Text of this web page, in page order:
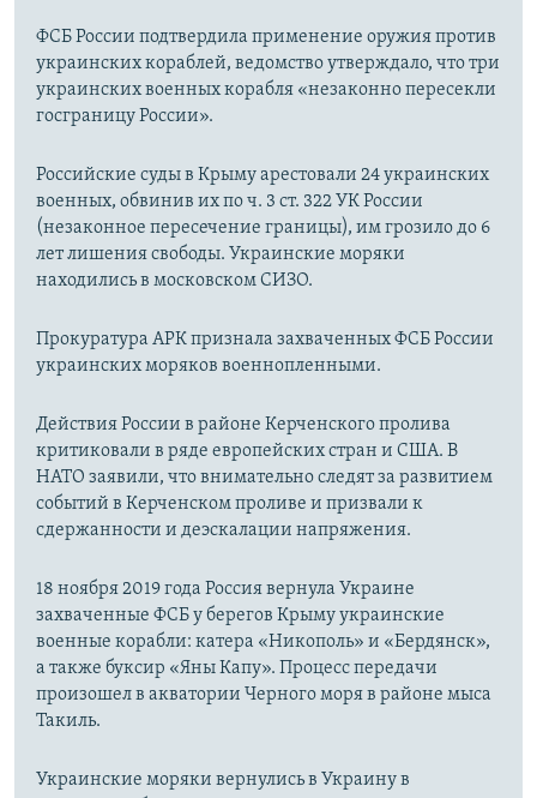
ФСБ России подтвердила применение оружия против
украинских кораблей, ведомство утверждало, что три
украинских военных корабля «незаконно пересекли
госграницу России».
Российские суды в Крыму арестовали 24 украинских
военных, обвинив их по ч. 3 ст. 322 УК России
(незаконное пересечение границы), им грозило до 6
лет лишения свободы. Украинские моряки
находились в московском СИЗО.
Прокуратура АРК признала захваченных ФСБ России
украинских моряков военнопленными.
Действия России в районе Керченского пролива
критиковали в ряде европейских стран и США. В
НАТО заявили, что внимательно следят за развитием
событий в Керченском проливе и призвали к
сдержанности и деэскалации напряжения.
18 ноября 2019 года Россия вернула Украине
захваченные ФСБ у берегов Крыму украинские
военные корабли: катера «Никополь» и «Бердянск»,
а также буксир «Яны Капу». Процесс передачи
произошел в акватории Черного моря в районе мыса
Такиль.
Украинские моряки вернулись в Украину в